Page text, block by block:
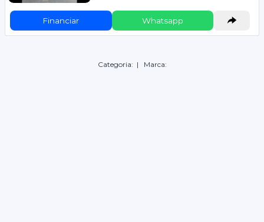
Financiar Whatsapp
Categoria: | Marca: